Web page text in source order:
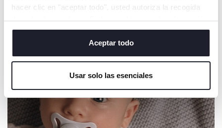
hacer clic en "aceptar todo", usted autoriza la recogida
de todas las cookies. Si desea obtener más información
o cambiar o revocar el consentimiento de todas o
algunas cookies, haga clic en "mostrar detalles". Al
cerrar este banner, usted consiente en utilizar
servicio solicitado.
Aceptar todo
Usar solo las esenciales
SUCCIÓN SEGÚN CHICCO